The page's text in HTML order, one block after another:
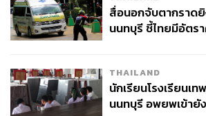
สื่อนอกจับตากราดยิ
นนทบุรี ชี้ไทยมีอัตร
THAILAND
นักเรียนโรงเรียนเ
นนทบุรี อพยพเข้า